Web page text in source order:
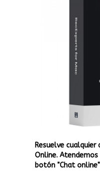
Resuelve
Online.
botón "Chat